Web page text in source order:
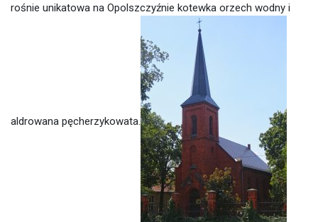
rośnie unikatowa na Opolszczyźnie kotewka orzech wodny i
aldrowana pęcherzykowata.